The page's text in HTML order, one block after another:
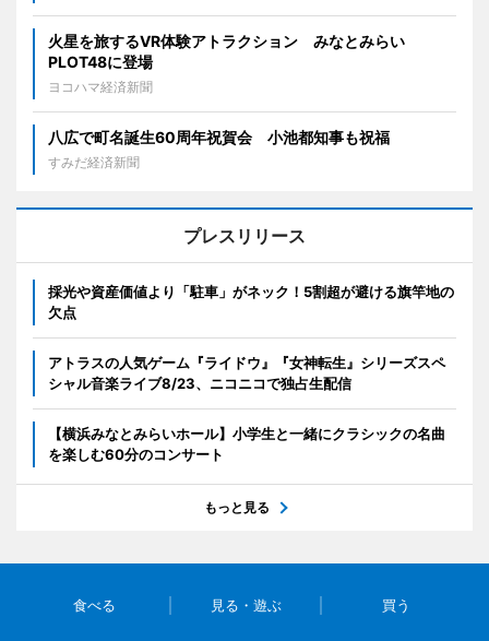
火星を旅するVR体験アトラクション みなとみらい
PLOT48に登場
ヨコハマ経済新聞
八広で町名誕生60周年祝賀会 小池都知事も祝福
すみだ経済新聞
プレスリリース
採光や資産価値より「駐車」がネック！5割超が避ける旗竿地の
欠点
アトラスの人気ゲーム『ライドウ』『女神転生』シリーズスペ
シャル音楽ライブ8/23、ニコニコで独占生配信
【横浜みなとみらいホール】小学生と一緒にクラシックの名曲
を楽しむ60分のコンサート
もっと見る
食べる 見る・遊ぶ 買う